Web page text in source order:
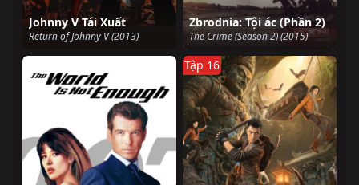
Johnny V Tái Xuất
Return of Johnny V (2013)
Zbrodnia: Tội ác (Phần 2)
The Crime (Season 2) (2015)
Tập 16